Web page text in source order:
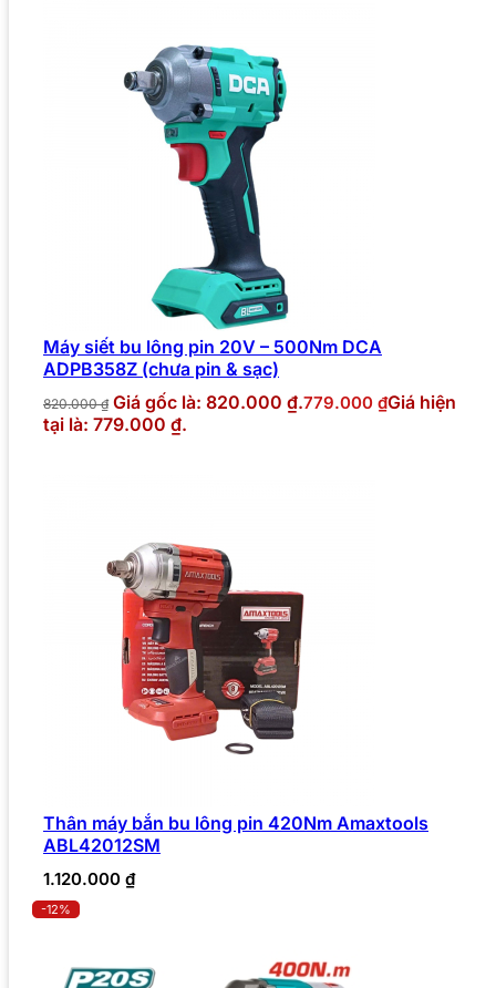
Máy siết bu lông pin 20V – 500Nm DCA
ADPB358Z (chưa pin & sạc)
820.000₫ Giá gốc là: 820.000 ₫.779.000 ₫Giá hiện
tại là: 779.000 ₫.
Thân máy bắn bu lông pin 420Nm Amaxtools
ABL42012SM
1.120.000 ₫
-12%